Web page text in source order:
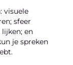
visuele
sfeer
en
je spreken